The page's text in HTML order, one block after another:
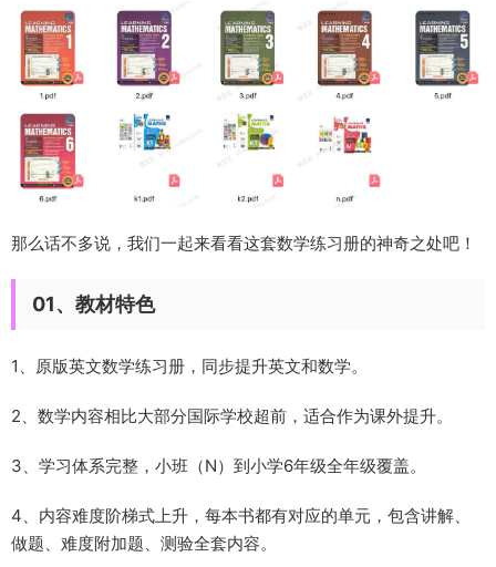
那么话不多说，我们一起来看看这套数学练习册的神奇之处吧！
01、教材特色
1、 原版英文数学练习册 ，同步提升英文和数学。
2、数学内容相比大部分国际学校超前 ，适合作为课外提升。
3、学习体系完整， 小班（N）到小学6年级全年级覆盖。
4、 内容难度阶梯式上升 ，每本书都有对应的单元，包含讲解、
做题、难度附加题、测验全套内容。